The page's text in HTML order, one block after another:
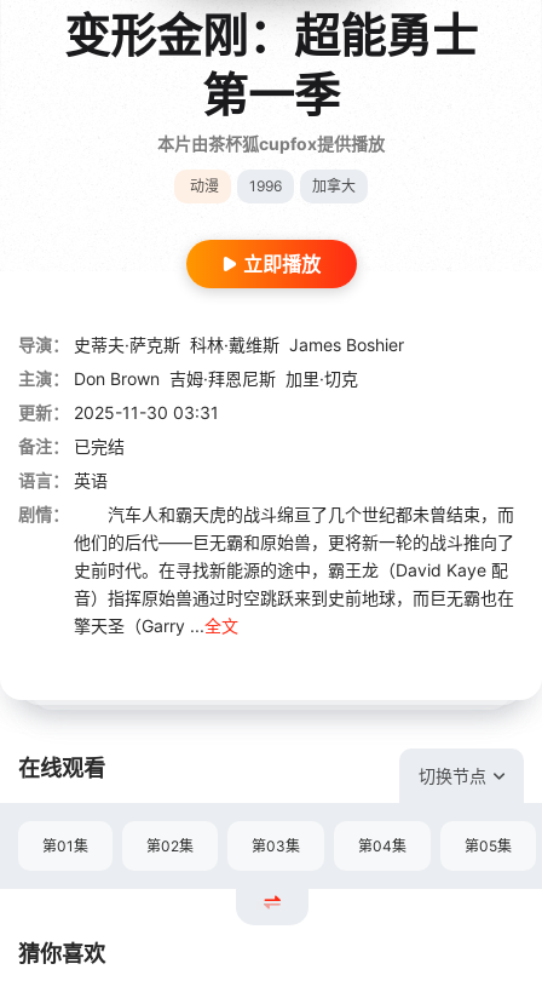
变形金刚：超能勇士
第一季
本片由茶杯狐cupfox提供播放
动漫 1996 加拿大
立即播放
导演： 史蒂夫·萨克斯 科林·戴维斯 James Boshier
主演：
Don Brown 吉姆·拜恩尼斯 加里·切克
更新：
2025-11-30 03:31
备注：
已完结
语言：
英语
剧情：
汽车人和霸天虎的战斗绵亘了几个世纪都未曾结束，而
他们的后代——巨无霸和原始兽，更将新一轮的战斗推向了
史前时代。在寻找新能源的途中，霸王龙（David Kaye 配
音）指挥原始兽通过时空跳跃来到史前地球，而巨无霸也在
擎天圣（Garry ...全文
在线观看 切换节点
第01集 第02集 第03集 第04集 第05集
猜你喜欢